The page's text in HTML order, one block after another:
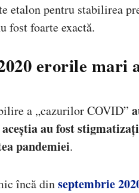
etalon pentru stabilirea
fost foarte exactă.
erorile mari
a „cazurilor COVID”
au fost
pandemiei.
încă dinseptembrie